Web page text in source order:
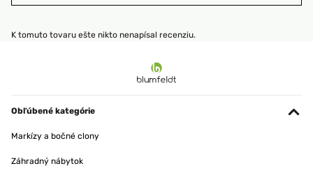
K tomuto tovaru ešte nikto nenapísal recenziu.
Obľúbené kategórie
Markízy a bočné clony
Záhradný nábytok